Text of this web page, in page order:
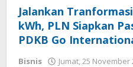
Jalankan
kWh, PLN Siapkan
PDKB Go
Bisnis
Jumat, 25 November